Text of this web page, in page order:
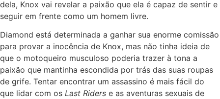
dela, Knox vai revelar a paixão que ela é capaz de sentir e
seguir em frente como um homem livre.
Diamond está determinada a ganhar sua enorme comissão
para provar a inocência de Knox, mas não tinha ideia de
que o motoqueiro musculoso poderia trazer à tona a
paixão que mantinha escondida por trás das suas roupas
de grife. Tentar encontrar um assassino é mais fácil do
que lidar com os Last Riders e as aventuras sexuais de